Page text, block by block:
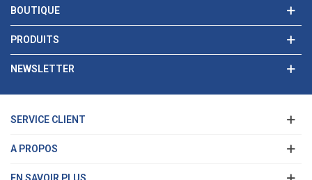
BOUTIQUE
PRODUITS
NEWSLETTER
SERVICE CLIENT
A PROPOS
EN SAVOIR PLUS